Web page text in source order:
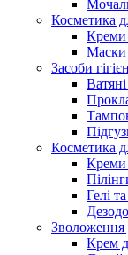
Косметика
Креми
Маски
Засоби
Косметика
Креми
Гелі
Зволоження
Крем